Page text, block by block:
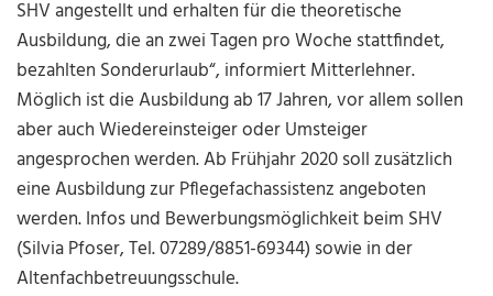
SHV angestellt und erhalten für die theoretische
Ausbildung, die an zwei Tagen pro Woche stattfindet,
bezahlten Sonderurlaub“, informiert Mitterlehner.
Möglich ist die Ausbildung ab 17 Jahren, vor allem sollen
aber auch Wiedereinsteiger oder Umsteiger
angesprochen werden. Ab Frühjahr 2020 soll zusätzlich
eine Ausbildung zur Pflegefachassistenz angeboten
werden. Infos und Bewerbungsmöglichkeit beim SHV
(Silvia Pfoser, Tel. 07289/8851-69344) sowie in der
Altenfachbetreuungsschule.